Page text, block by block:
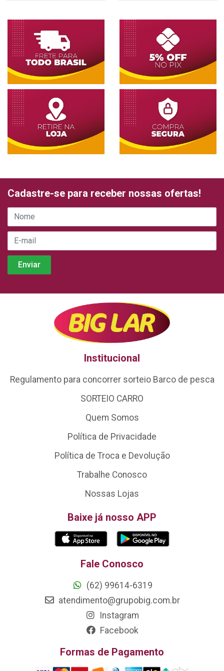
Cadastre-se para receber nossas ofertas!
Institucional
Regulamento para concorrer sorteio Barco de pesca
SORTEIO CARRO
Quem Somos
Política de Privacidade
Política de Troca e Devolução
Trabalhe Conosco
Nossas Lojas
Baixe já nosso APP
Fale Conosco
(62) 99614-6319
atendimento@grupobig.com.br
Instagram
Facebook
Formas de Pagamento